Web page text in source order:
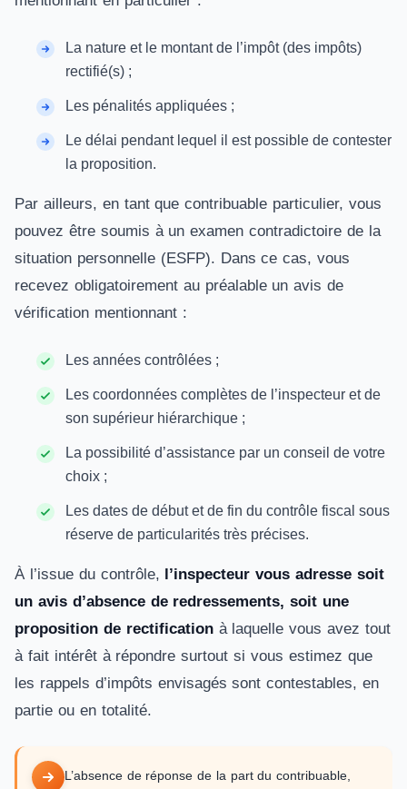
La nature et le montant de l’impôt (des impôts)
rectifié(s) ;
Les pénalités appliquées ;
Le délai pendant lequel il est possible de contester
la proposition.
Par ailleurs, en tant que contribuable particulier, vous
pouvez être soumis à un examen contradictoire de la
situation personnelle (ESFP). Dans ce cas, vous
recevez obligatoirement au préalable un avis de
vérification mentionnant :
Les années contrôlées ;
Les coordonnées complètes de l’inspecteur et de
son supérieur hiérarchique ;
La possibilité d’assistance par un conseil de votre
choix ;
Les dates de début et de fin du contrôle fiscal sous
réserve de particularités très précises.
À l’issue du contrôle, l’inspecteur vous adresse soit
un avis d’absence de redressements, soit une
proposition de rectificationà laquelle vous avez tout
à fait intérêt à répondre surtout si vous estimez que
les rappels d’impôts envisagés sont contestables, en
partie ou en totalité.
L’absence de réponse de la part du contribuable,